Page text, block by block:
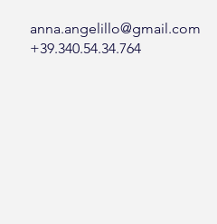
anna.angelillo@gmail.com
+39.340.54.34.764